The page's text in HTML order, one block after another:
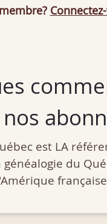
est LA
du
française